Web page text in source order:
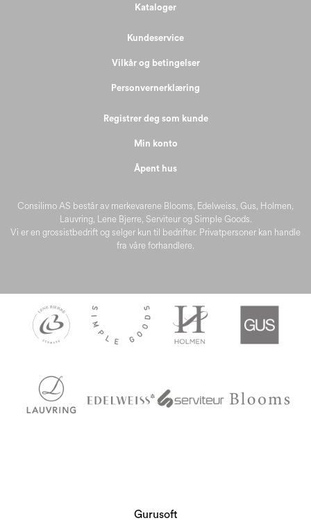
Consilimo AS består av merkevarene Blooms, Edelweiss, Gus, Holmen,
Lauvring, Lene Bjerre, Serviteur og Simple Goods.
Vi er en grossistbedrift og selger kun til bedrifter. Privatpersoner kan handle
fra våre forhandlere.
Kataloger
Kundeservice
Vilkår og betingelser
Personvernerklæring
Registrer deg som kunde
Min konto
Åpent hus
Gurusoft